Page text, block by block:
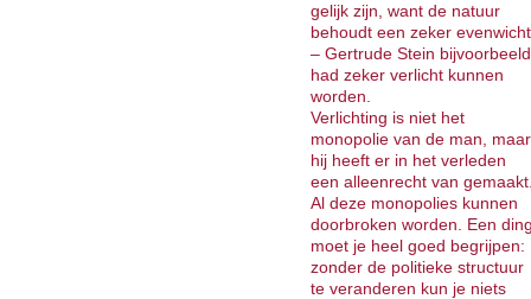
gelijk zijn, want de natuur
behoudt een zeker evenwicht
– Gertrude Stein bijvoorbeeld
had zeker verlicht kunnen
worden.
Verlichting is niet het
monopolie van de man, maar
hij heeft er in het verleden
een alleenrecht van
Al deze monopolies kunnen
doorbroken worden. Een
moet je heel goed begrijpen:
zonder de politieke structuur
te veranderen kun je niets